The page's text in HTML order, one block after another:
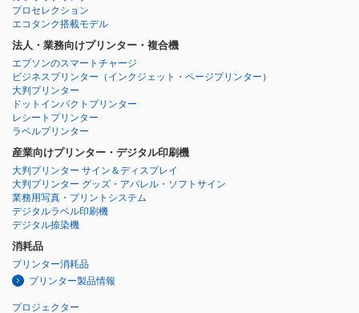
プロセレクション
エコタンク搭載モデル
法人・業務向けプリンター・複合機
エプソンのスマートチャージ
ビジネスプリンター （インクジェット・ページプリンター）
大判プリンター
ドットインパクトプリンター
レシートプリンター
ラベルプリンター
産業向けプリンター・デジタル印刷機
大判プリンター サイン＆ディスプレイ
大判プリンター グッズ・アパレル・ソフトサイン
業務用写真・プリントシステム
デジタルラベル印刷機
デジタル捺染機
消耗品
プリンター消耗品
プリンター製品情報
プロジェクター